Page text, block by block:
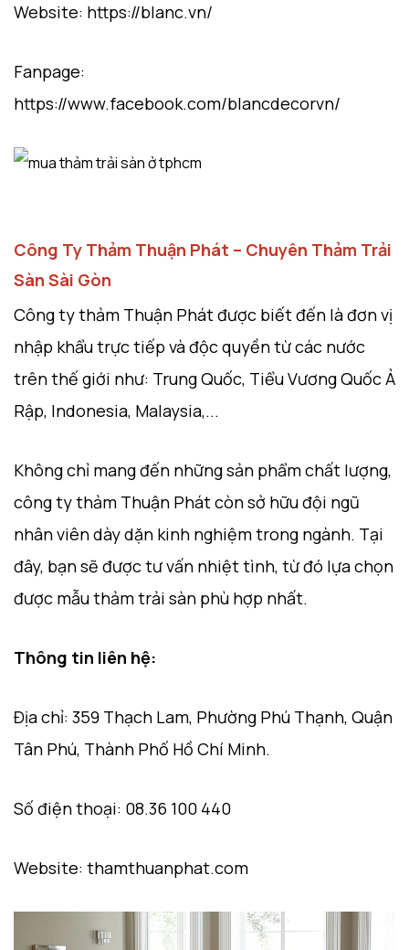
Website: https://blanc.vn/
Fanpage:
https://www.facebook.com/blancdecorvn/
Công Ty Thảm Thuận Phát – Chuyên Thảm Trải
Sàn Sài Gòn
Công ty thảm Thuận Phát được biết đến là đơn vị
nhập khẩu trực tiếp và độc quyền từ các nước
trên thế giới như: Trung Quốc, Tiểu Vương Quốc Ả
Rập, Indonesia, Malaysia,...
Không chỉ mang đến những sản phẩm chất lượng,
công ty thảm Thuận Phát còn sở hữu đội ngũ
nhân viên dày dặn kinh nghiệm trong ngành. Tại
đây, bạn sẽ được tư vấn nhiệt tình, từ đó lựa chọn
được mẫu thảm trải sàn phù hợp nhất.
Thông tin liên hệ:
Địa chỉ: 359 Thạch Lam, Phường Phú Thạnh, Quận
Tân Phú, Thành Phố Hồ Chí Minh.
Số điện thoại: 08.36 100 440
Website: thamthuanphat.com